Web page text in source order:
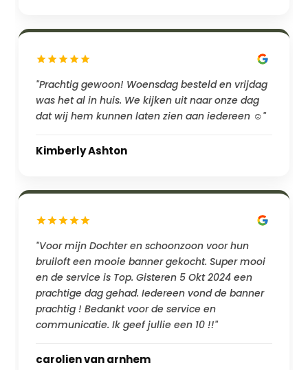
"Prachtig gewoon! Woensdag besteld en vrijdag
was het al in huis. We kijken uit naar onze dag
dat wij hem kunnen laten zien aan iedereen ☺️"
Kimberly Ashton
"Voor mijn Dochter en schoonzoon voor hun
bruiloft een mooie banner gekocht. Super mooi
en de service is Top. Gisteren 5 Okt 2024 een
prachtige dag gehad. Iedereen vond de banner
prachtig ! Bedankt voor de service en
communicatie. Ik geef jullie een 10 !!"
carolien van arnhem